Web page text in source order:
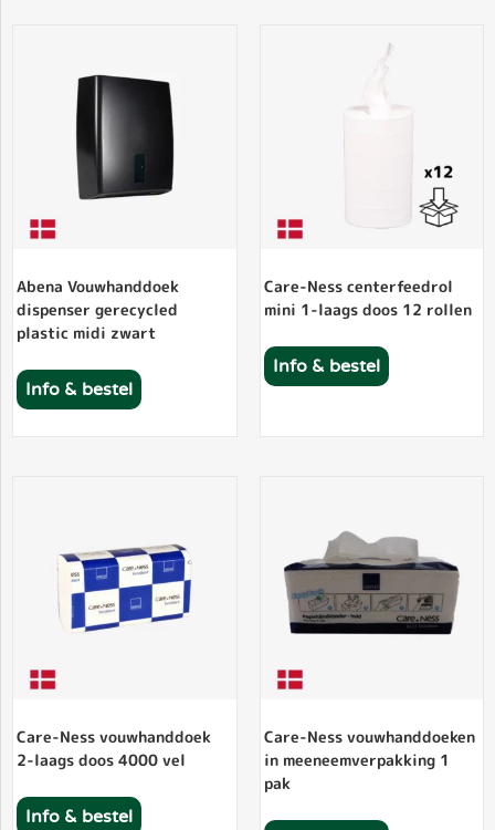
Abena Vouwhanddoek
dispenser gerecycled
plastic midi zwart
Info & bestel
Care-Ness centerfeedrol
mini 1-laags doos 12 rollen
Info & bestel
Care-Ness vouwhanddoek
2-laags doos 4000 vel
Info & bestel
Care-Ness vouwhanddoeken
in meeneemverpakking 1
pak